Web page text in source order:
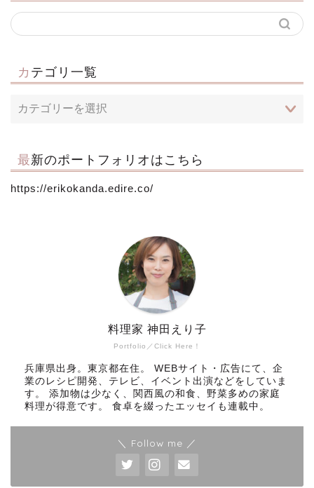
カテゴリ一覧
最新のポートフォリオはこちら
https://erikokanda.edire.co/
Portfolio／Click Here！
料理家 神田えり子
兵庫県出身。東京都在住。 WEBサイト・広告にて、企
業のレシピ開発、テレビ、イベント出演などをしていま
す。 添加物は少なく、関西風の和食、野菜多めの家庭
料理が得意です。 食卓を綴ったエッセイも連載中。
＼ Follow me ／